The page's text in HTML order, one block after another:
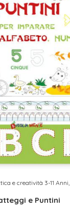
e creatività 3-11 Anni,
e Puntini